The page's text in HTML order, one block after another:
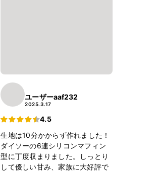
ユーザーaaf232
2025.3.17
4.5
生地は10分かからず作れました！
ダイソーの6連シリコンマフィン
型に丁度収まりました。しっとり
して優しい甘み、家族に大好評で